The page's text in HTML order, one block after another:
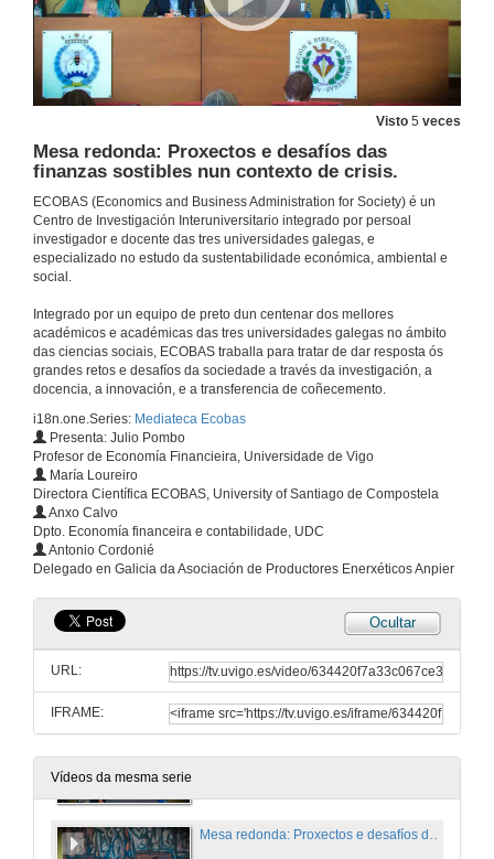
Visto 5 veces
Mesa redonda: Proxectos e desafíos das
finanzas sostibles nun contexto de crisis.
ECOBAS (Economics and Business Administration for Society) é un
Centro de Investigación Interuniversitario integrado por persoal
investigador e docente das tres universidades galegas, e
especializado no estudo da sustentabilidade económica, ambiental e
social.
Integrado por un equipo de preto dun centenar dos mellores
académicos e académicas das tres universidades galegas no ámbito
das ciencias sociais, ECOBAS traballa para tratar de dar resposta ós
grandes retos e desafíos da sociedade a través da investigación, a
docencia, a innovación, e a transferencia de coñecemento.
i18n.one.Series: Mediateca Ecobas
Presenta: Julio Pombo
Profesor de Economía Financieira, Universidade de Vigo
María Loureiro
Directora Científica ECOBAS, University of Santiago de Compostela
Anxo Calvo
Dpto. Economía financeira e contabilidade, UDC
Antonio Cordonié
Delegado en Galicia da Asociación de Productores Enerxéticos Anpier
Ocultar
URL:
IFRAME:
Vídeos da mesma serie
15 de dec. de 2022
O mercado e as finanzas, un aliado inesperado do desenvolvemento sostible.
6 de out. de 2022
Situación e reto das finanzas sostibles en Europa. Quenda de cuestións
6 de out. de 2022
Mesa redonda: Proxectos e desafíos das finanzas sostibles nun contexto de crise. Introdución e presentación dos participantes
Mesa redonda: Proxectos e desafíos das finanzas sostibles nun contexto de crisis.